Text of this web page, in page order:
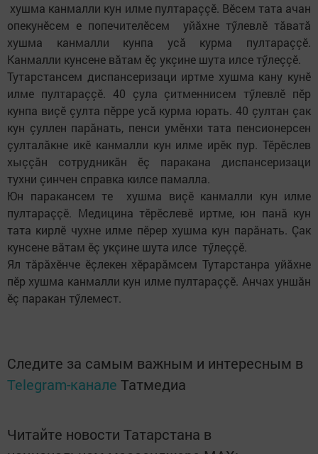
хушма канмалли кун илме пултараççӗ. Вӗсем тата ачан
опекунӗсем е попечителӗсем уйăхне тӳлевлӗ тăватă
хушма канмалли кунпа усă курма пултараççӗ.
Канмалли кунсене вăтам ӗç укçине шута илсе тӳлеççӗ.
Тутарстансем диспансеризаци иртме хушма кану кунӗ
илме пултараççӗ. 40 çула çитменнисем тӳлевлӗ пӗр
кунпа виçӗ çулта пӗрре усă курма юрать. 40 çултан çак
кун çуллен парăнать, пенси умӗнхи тата пенсионерсен
çулталăкне икӗ канмалли кун илме ирӗк пур. Тӗрӗслев
хыççăн сотрудникăн ӗç паракана диспансеризаци
тухни çинчен справка килсе памалла.
Юн паракансем те хушма виçӗ канмалли кун илме
пултараççӗ. Медицина тӗрӗслевӗ иртме, юн панă кун
тата кирлӗ чухне илме пӗрер хушма кун парăнать. Çак
кунсене вăтам ӗç укçине шута илсе тӳлеççӗ.
Ял тăрăхӗнче ӗçлекен хӗрарăмсем Тутарстанра уйăхне
пӗр хушма канмалли кун илме пултараççӗ. Анчах уншăн
ӗç паракан тӳлемест.
Следите за самым важным и интересным в
Telegram-канале Татмедиа
Читайте новости Татарстана в